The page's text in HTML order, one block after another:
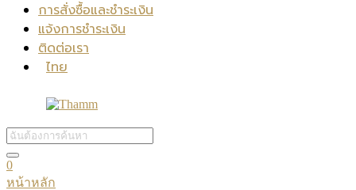
การสั่งซื้อและชำระเงิน
แจ้งการชำระเงิน
ติดต่อเรา
ไทย
0
หน้าหลัก